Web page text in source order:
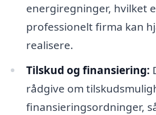
energiregninger, hvilket
professionelt firma kan
realisere.
Tilskud og finansiering:
rådgive om
finansieringsordninger,